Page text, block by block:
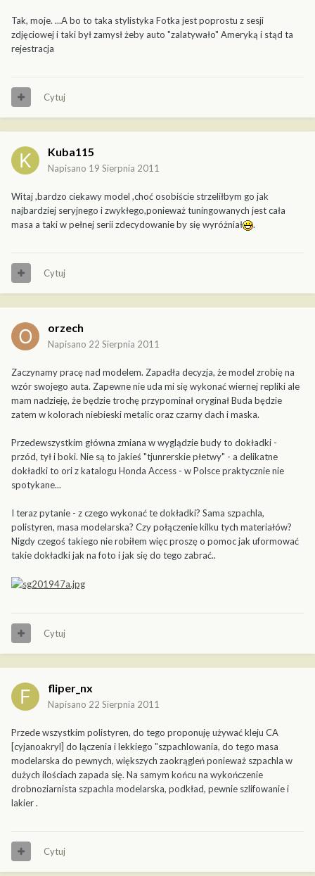
Tak, moje. ...A bo to taka stylistyka Fotka jest poprostu z sesji
zdjęciowej i taki był zamysł żeby auto "zalatywało" Ameryką i stąd ta
rejestracja
Cytuj
Kuba115
Napisano 19 Sierpnia 2011
Witaj ,bardzo ciekawy model ,choć osobiście strzeliłbym go jak
najbardziej seryjnego i zwykłego,ponieważ tuningowanych jest cała
masa a taki w pełnej serii zdecydowanie by się wyróżniał
.
Cytuj
orzech
Napisano 22 Sierpnia 2011
Zaczynamy pracę nad modelem. Zapadła decyzja, że model zrobię na
wzór swojego auta. Zapewne nie uda mi się wykonać wiernej repliki ale
mam nadzieję, że będzie trochę przypominał oryginał Buda będzie
zatem w kolorach niebieski metalic oraz czarny dach i maska.
Przedewszystkim główna zmiana w wyglądzie budy to dokładki -
przód, tył i boki. Nie są to jakieś "tjunrerskie płetwy" - a delikatne
dokładki to ori z katalogu Honda Access - w Polsce praktycznie nie
spotykane...
I teraz pytanie - z czego wykonać te dokładki? Sama szpachla,
polistyren, masa modelarska? Czy połączenie kilku tych materiałów?
Nigdy czegoś takiego nie robiłem więc proszę o pomoc jak uformować
takie dokładki jak na foto i jak się do tego zabrać..
Cytuj
fliper_nx
Napisano 22 Sierpnia 2011
Przede wszystkim polistyren, do tego proponuję używać kleju CA
[cyjanoakryl] do lączenia i lekkiego "szpachlowania, do tego masa
modelarska do pewnych, większych zaokrągleń ponieważ szpachla w
dużych ilościach zapada się. Na samym końcu na wykończenie
drobnoziarnista szpachla modelarska, podkład, pewnie szlifowanie i
lakier .
Cytuj